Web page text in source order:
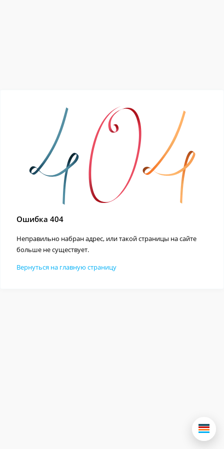
Ошибка 404
Неправильно набран адрес, или такой страницы на сайте
больше не существует.
Вернуться на главную страницу